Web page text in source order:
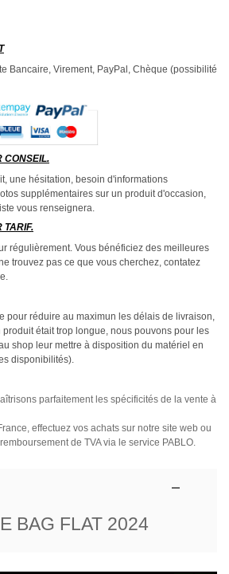
Bancaire, Virement, PayPal, Chèque (possibilité
CONSEIL.
une hésitation, besoin d'informations
supplémentaires sur un produit d'occasion,
vous renseignera.
TARIF.
régulièrement. Vous bénéficiez des meilleures
trouvez pas ce que vous cherchez, contatez
pour réduire au maximun les délais de livraison,
était trop longue, nous pouvons pour les
shop leur mettre à disposition du matériel en
disponibilités).
parfaitement les spécificités de la vente à
effectuez vos achats sur notre site web ou
de TVA via le service PABLO.
BAG FLAT 2024